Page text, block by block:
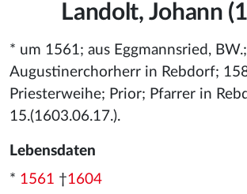
Landolt, Johann
* um 1561; aus Eggmannsried,
Augustinerchorherr in Rebdorf;
Priesterweihe; Prior; Pfarrer in
15.(1603.06.17.).
Lebensdaten
* 1561 †1604